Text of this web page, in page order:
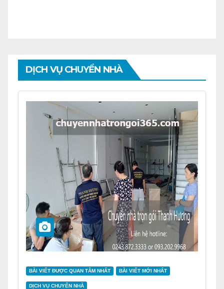
DỊCH VỤ CHUYỂN NHÀ
BÀI VIẾT ĐƯỢC QUAN TÂM NHẤT BÀI VIẾT MỚI NHẤT
DỊCH VỤ CHUYỂN NHÀ